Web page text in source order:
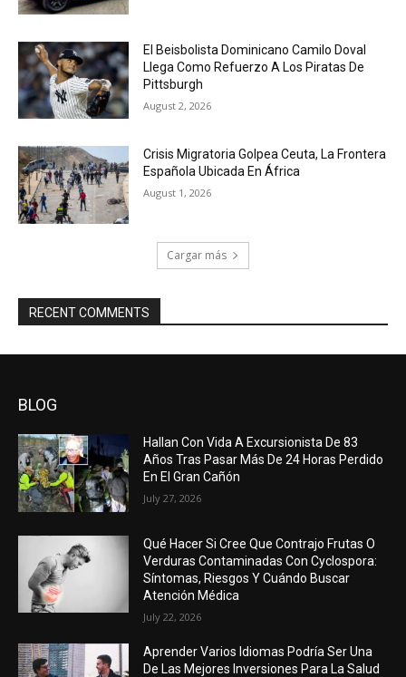
El Beisbolista Dominicano Camilo Doval
Llega Como Refuerzo A Los Piratas De
Pittsburgh
August 2, 2026
Crisis Migratoria Golpea Ceuta, La Frontera
Española Ubicada En África
August 1, 2026
Cargar más
RECENT COMMENTS
BLOG
Hallan Con Vida A Excursionista De 83
Años Tras Pasar Más De 24 Horas Perdido
En El Gran Cañón
July 27, 2026
Qué Hacer Si Cree Que Contrajo Frutas O
Verduras Contaminadas Con Cyclospora:
Síntomas, Riesgos Y Cuándo Buscar
Atención Médica
July 22, 2026
Aprender Varios Idiomas Podría Ser Una
De Las Mejores Inversiones Para La Salud